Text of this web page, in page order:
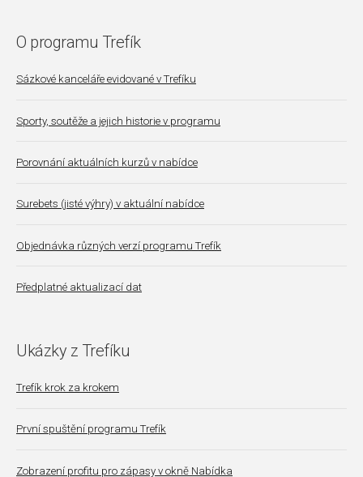
O programu Trefík
Sázkové kanceláře evidované v Trefíku
Sporty, soutěže a jejich historie v programu
Porovnání aktuálních kurzů v nabídce
Surebets (jisté výhry) v aktuální nabídce
Objednávka různých verzí programu Trefík
Předplatné aktualizací dat
Ukázky z Trefíku
Trefík krok za krokem
První spuštění programu Trefík
Zobrazení profitu pro zápasy v okně Nabídka